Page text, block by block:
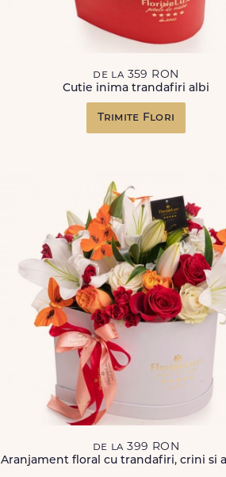
de la 359 RON
Cutie inima trandafiri albi
Trimite Flori
de la 399 RON
Aranjament floral cu trandafiri, crini si